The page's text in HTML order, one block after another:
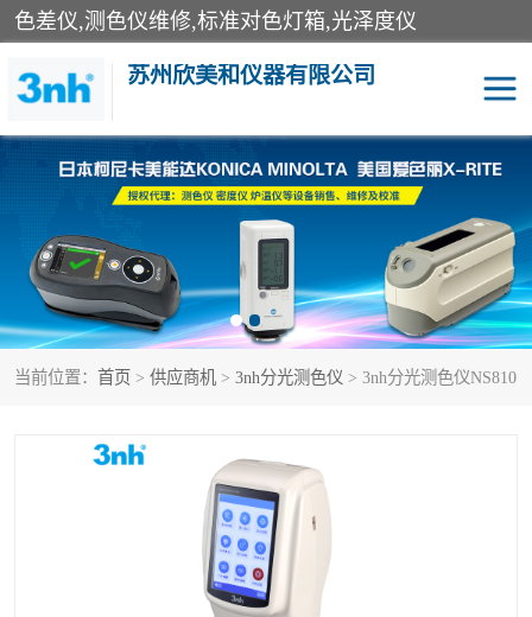
色差仪,测色仪维修,标准对色灯箱,光泽度仪
苏州欣美和仪器有限公司
当前位置： 首页 > 供应商机 > 3nh分光测色仪 > 3nh分光测色仪NS810
3nh色差仪 色差宝
分光色差仪 DOHO色差仪
美能达色差计 爱色丽测色仪
3nh分光测色仪 非接触式在线测色仪
光泽度仪
TILO对色灯箱
图像测试卡